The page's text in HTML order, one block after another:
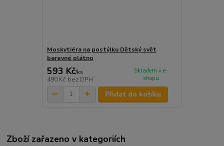
Moskytiéra na postýlku Dětský svět
barevné plátno
593 Kč/ks
490 Kč bez DPH
Skladem v e-
shopu
Přidat do košíku
Zboží zařazeno v kategoriích